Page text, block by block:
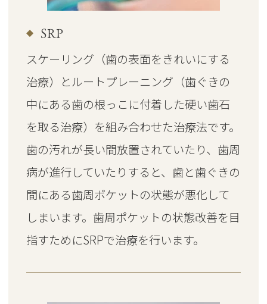
SRP
スケーリング（歯の表面をきれいにする
治療）とルートプレーニング（歯ぐきの
中にある歯の根っこに付着した硬い歯石
を取る治療）を組み合わせた治療法です。
歯の汚れが長い間放置されていたり、歯周
病が進行していたりすると、歯と歯ぐきの
間にある歯周ポケットの状態が悪化して
しまいます。歯周ポケットの状態改善を目
指すためにSRPで治療を行います。